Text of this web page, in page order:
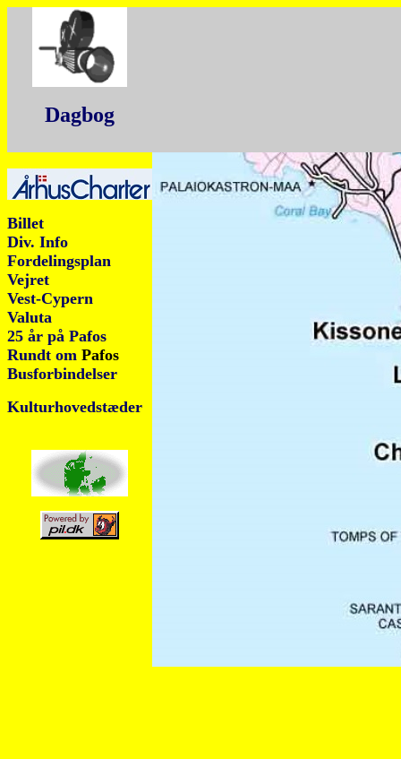
Dagbog
Billet
Div. Info
Fordelingsplan
Vejret
Vest-Cypern
Valuta
25 år på Pafos
Rundt om Pafos
Busforbindelser
Kulturhovedstæder